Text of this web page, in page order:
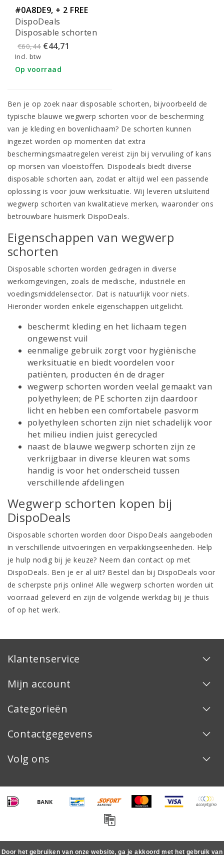
#0A8DE9, + 2 FREE
FILTERS
DispoDeals
Disposable schorten
blauw (10 stuks)
€60,44 €44,71
Incl. btw
Op voorraad
Ben je op zoek naar disposable schorten, bijvoorbeeld de
typische blauwe wegwerp schorten voor de bescherming
van je kleding en bovenlichaam? De schorten kunnen
ingezet worden op momenten dat extra
beschermingsmaatregelen vereist zijn bij vervuiling of kans
op morsen van vloeistoffen. Dispodeals biedt diverse
disposable schorten aan, zodat er altijd wel een passende
oplossing is voor jouw werksituatie. Wij leveren uitsluitend
wegwerp schorten van kwalitatieve merken, waaronder ons
betrouwbare huismerk DispoDeals.
Eigenschappen van wegwerp
schorten
Disposable schorten worden gedragen in diverse
werkomgevingen, zoals de medische, industriële en
voedingsmiddelensector. Dat is natuurlijk voor niets.
Hieronder worden enkele eigenschappen uitgelicht.
beschermt kleding en het lichaam tegen
ongewenst vuil
eenmalige gebruik zorgt voor hygiënische
werksituatie en biedt voordelen voor
patiënten, producten én de drager
wegwerp schorten worden veelal gemaakt van
polyethyleen; de PE schorten zijn daardoor
licht en hebben een comfortabele pasvorm
polyethyleen schorten zijn niet schadelijk voor
het milieu indien juist gerecycled
naast de blauwe wegwerp schorten zijn ze
verkrijgbaar in diverse kleuren wat soms
handig is voor het onderscheid tussen
verschillende afdelingen
Wegwerp schorten kopen bij
DispoDeals
Disposable schorten worden door DispoDeals aangeboden
in verschillende uitvoeringen en verpakkingseenheden. Help
je hulp nodig bij je keuze? Neem dan contact op met
DispoDeals. Ben je er al uit? Bestel dan bij DispoDeals voor
de scherpste prijs online! Alle wegwerp schorten worden uit
voorraad geleverd en zijn de volgende werkdag bij je thuis
of op het werk.
Klantenservice
Mijn account
Categorieën
Contactgegevens
Volg ons
Door het gebruiken van onze website, ga je akkoord met het gebruik van